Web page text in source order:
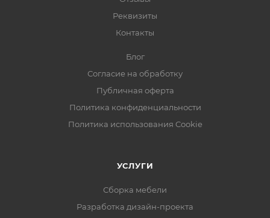
Реквизиты
Контакты
Блог
Согласие на обработку
Публичная оферта
Политика конфиденциальности
Политика использования Cookie
УСЛУГИ
Сборка мебели
Разработка дизайн-проекта